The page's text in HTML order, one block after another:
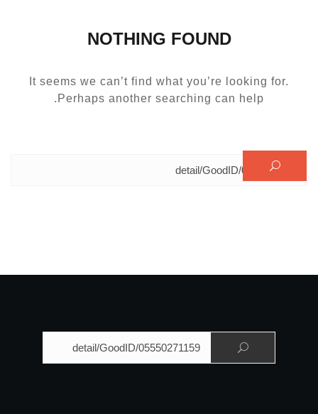
NOTHING FOUND
It seems we can’t find what you’re looking for.
Perhaps another searching can help.
البحث عن: